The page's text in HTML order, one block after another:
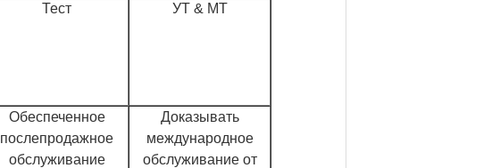
Тест УТ & МТ
Обеспеченное
послепродажное
обслуживание
Доказывать
международное
обслуживание от